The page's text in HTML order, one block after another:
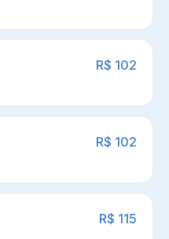
R$ 102
R$ 102
R$ 115